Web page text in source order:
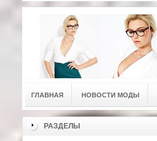
ГЛАВНАЯ НОВОСТИ МОДЫ
РАЗДЕЛЫ